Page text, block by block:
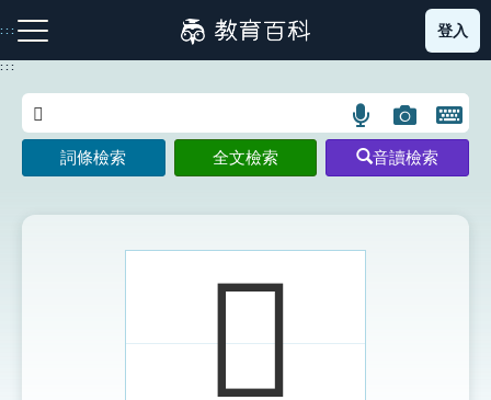
到
主
:::
注音索引圖示 筆畫索引圖示 部首索引表圖示
登入
:::
語
言
搜
示
圖
片
搜
開
鍵
圖
詞條檢索 全文檢索 音讀檢索
𨖥